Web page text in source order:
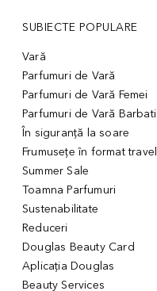
SUBIECTE POPULARE
Vară
Parfumuri de Vară
Parfumuri de Vară Femei
Parfumuri de Vară Barbati
În siguranță la soare
Frumusețe în format travel
Summer Sale
Toamna Parfumuri
Sustenabilitate
Reduceri
Douglas Beauty Card
Aplicația Douglas
Beauty Services